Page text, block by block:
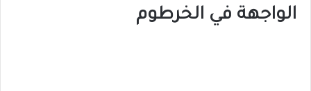
الواجهة في الخرطوم